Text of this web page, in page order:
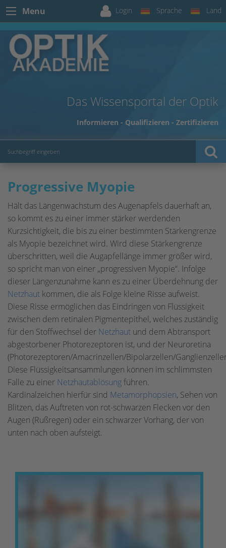
Menu Login Sprache Land
Das Wissensportal der Optik
Informieren - Qualifizieren - Zertifizieren
Progressive Myopie
Hält das Längenwachstum des Augenapfels dauerhaft an,
so kommt es zu einer immer stärker werdenden
Kurzsichtigkeit, die bis zu einer bestimmten Stärkengrenze
als Myopie bezeichnet wird. Wird diese Stärkengrenze
überschritten, weil die Augapfellänge immer größer wird,
so spricht man von einer „progressiven Myopie“. Infolge
dieser Längenzunahme kann es zu einer Überdehnung der
Netzhaut kommen, die als Folge kleine Risse aufweist.
Diese Risse ermöglichen das Eindringen von Flüssigkeit
zwischen dem retinalen Pigmentepithel, welches zuständig
für den Stoffwechsel der Netzhaut und dem Abtransport
abgestorbener Photorezeptoren ist, und der Neuroretina
(Photorezeptoren/Amacrinzellen/Bipolarzellen/
Diese Flüssigkeitsansammlungen können im schlimmsten
Falle zu einer Netzhautablösungführen.
Kardinalzeichen hierfür sind Metamorphopsien, Sehen von
Blitzen, das Auftreten von rot-schwarzen Flecken vor den
Augen (Rußregen) oder ein schwarzer Vorhang, der von
unten nach oben aufsteigt.